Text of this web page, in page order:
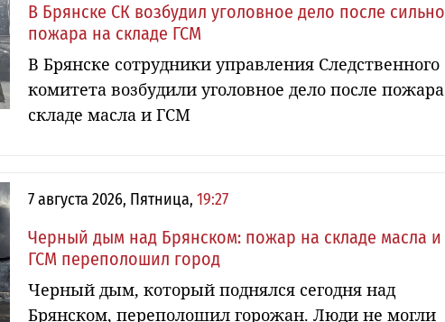
В Брянске СК возбудил уголовное дело после
пожара на складе ГСМ
В Брянске сотрудники управления Следственного
комитета возбудили уголовное дело после
складе масла и ГСМ
7 августа 2026, Пятница, 19:27
Черный дым над Брянском: пожар на складе масла и
ГСМ переполошил город
Черный дым, который поднялся сегодня над
Брянском, переполошил горожан. Люди не могли